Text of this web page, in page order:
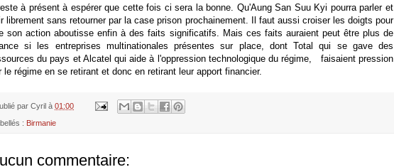
à présent à espérer que cette fois ci sera la bonne. Qu'Aung San Suu Kyi pourra parler et
librement sans retourner par la case prison prochainement. Il faut aussi croiser les doigts pour
son action aboutisse enfin à des faits significatifs. Mais ces faits auraient peut être plus de
si les entreprises multinationales présentes sur place, dont Total qui se gave des
du pays et Alcatel qui aide à l'oppression technologique du régime, faisaient pression
le régime en se retirant et donc en retirant leur apport financier.
par Cyril à 01:00
: Birmanie
commentaire: